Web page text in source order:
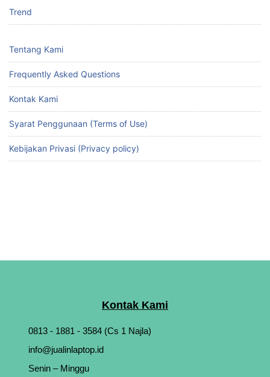
Trend
Tentang Kami
Frequently Asked Questions
Kontak Kami
Syarat Penggunaan (Terms of Use)
Kebijakan Privasi (Privacy policy)
Kontak Kami
0813 - 1881 - 3584 (Cs 1 Najla)
info@jualinlaptop.id
Senin – Minggu